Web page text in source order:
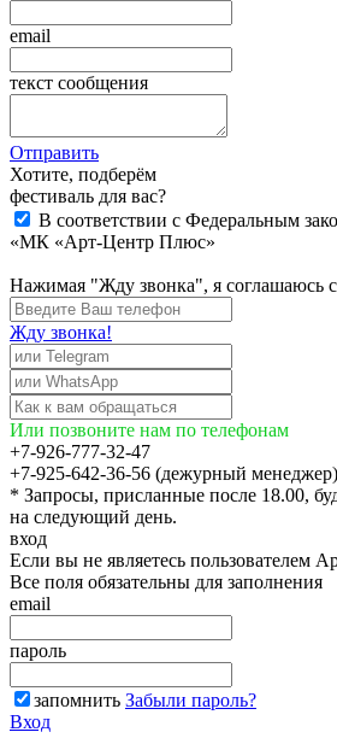
email
текст сообщения
Отправить
Хотите, подберём
фестиваль для вас?
В соответствии с Федеральным
«МК «Арт-Центр Плюс»
Нажимая "Жду звонка", я соглашаюсь с
Жду звонка!
Или позвоните нам по телефонам
+7-926-777-32-47
+7-925-642-36-56 (дежурный менеджер)
* Запросы, присланные после 18.00,
на следующий день.
вход
Если вы не являетесь пользователем
Все поля обязательны для заполнения
email
пароль
запомнить Забыли пароль?
Вход